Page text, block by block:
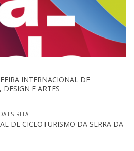
INTERNACIONAL DE
E ARTES
ESTRELA
DE CICLOTURISMO DA SERRA DA